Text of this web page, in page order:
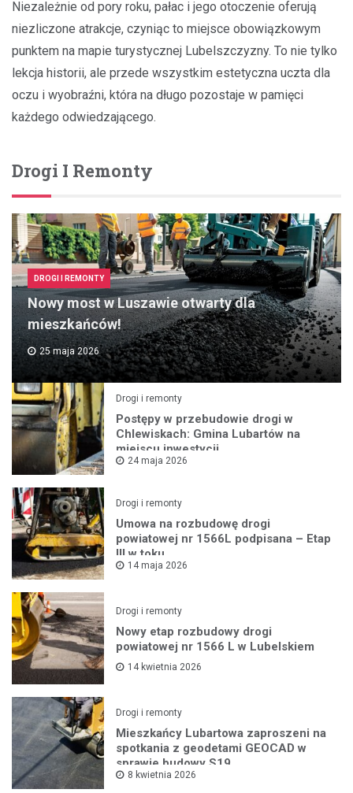
Niezależnie od pory roku, pałac i jego otoczenie oferują
niezliczone atrakcje, czyniąc to miejsce obowiązkowym
punktem na mapie turystycznej Lubelszczyzny. To nie tylko
lekcja historii, ale przede wszystkim estetyczna uczta dla
oczu i wyobraźni, która na długo pozostaje w pamięci
każdego odwiedzającego.
Drogi I Remonty
DROGI I REMONTY
Nowy most w Luszawie otwarty dla
mieszkańców!
25 maja 2026
Drogi i remonty
Postępy w przebudowie drogi w
Chlewiskach: Gmina Lubartów na
miejscu inwestycji
24 maja 2026
Drogi i remonty
Umowa na rozbudowę drogi
powiatowej nr 1566L podpisana – Etap
III w toku
14 maja 2026
Drogi i remonty
Nowy etap rozbudowy drogi
powiatowej nr 1566 L w Lubelskiem
14 kwietnia 2026
Drogi i remonty
Mieszkańcy Lubartowa zaproszeni na
spotkania z geodetami GEOCAD w
sprawie budowy S19
8 kwietnia 2026